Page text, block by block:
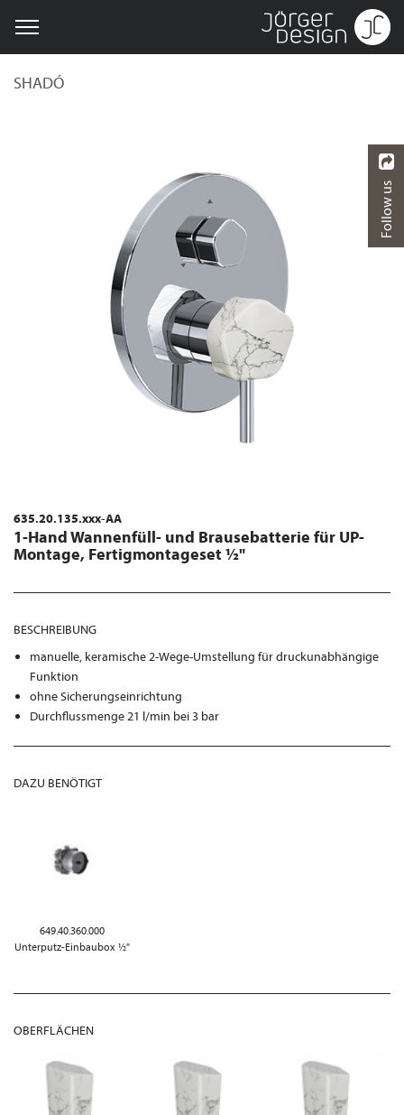
SHADÓ
635.20.135.xxx-AA
1-Hand Wannenfüll- und Brausebatterie für UP-
Montage, Fertigmontageset ½"
BESCHREIBUNG
manuelle, keramische 2-Wege-Umstellung für druckunabhängige
Funktion
ohne Sicherungseinrichtung
Durchflussmenge 21 l/min bei 3 bar
DAZU BENÖTIGT
649.40.360.000
Unterputz-Einbaubox ½"
OBERFLÄCHEN
Follow us